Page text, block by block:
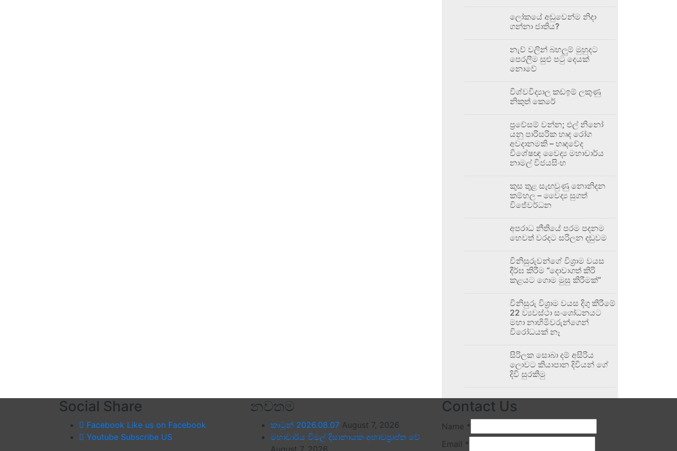
ලෝකයේ අඩුවෙන්ම නිදා
ගන්නා ජාතිය?
නැව් වලින් බහලුම් මුහුදට
පෙරලීම සුළු පටු දෙයක්
නොවේ
විශ්වවිද්‍යාල කඩඉම් ලකුණු
නිකුත් කෙරේ
ප්‍රවේසම් වන්න; එල් නිනෝ
යනු පාරිසරික හෘද රෝග
අවදානමකි – හෘදවේද
විශේෂඥ වෛද්‍ය මහාචාර්ය
නාමල් විජයසිංහ
කුස තුළ සැඟවුණු නොනිදන
කම්හල – වෛද්‍ය සුගත්
විජේවර්ධන
අපරාධ නීතියේ පරම පදනම
හෙවත් වරදට සරිලන දඬුවම
විනිසුරුවන්ගේ විශ්‍රාම වයස
දීර්ඝ කිරීම “දොවාගත් කිරි
කළයට ගොම මුසු කිරීමක්”
විනිසුරු විශ්‍රාම වයස දිගු කිරීමේ
22 ව්‍යවස්ථා සංශෝධනයට
මහා නාහිමිවරුන්ගෙන්
විරෝධයක් නෑ
සිරිලක සොබා දම් අසිරිය
ලොවට කියාපාන දිවියන් ගේ
දිවි සුරකිමු
Social Share
Facebook Like us on Facebook
Youtube Subscribe US
නවතම
කාටූන් 2026.08.07 August 7, 2026
මහාචාර්ය විමල් දිසානායක අභාවප්‍රාප්ත වේ
August 7, 2026
Contact Us
Name *
Email *